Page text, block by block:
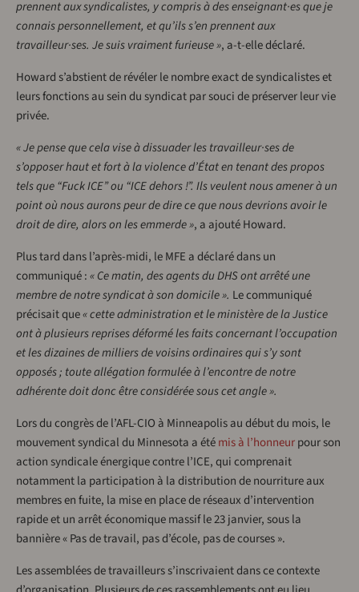
prennent aux syndicalistes, y compris à des enseignant·es que je
connais personnellement, et qu’ils s’en prennent aux
travailleur·ses. Je suis vraiment furieuse », a-t-elle déclaré.
Howard s’abstient de révéler le nombre exact de syndicalistes et
leurs fonctions au sein du syndicat par souci de préserver leur vie
privée.
« Je pense que cela vise à dissuader les travailleur·ses de
s’opposer haut et fort à la violence d’État en tenant des propos
tels que “Fuck ICE” ou “ICE dehors !”. Ils veulent nous amener à un
point où nous aurons peur de dire ce que nous devrions avoir le
droit de dire, alors on les emmerde », a ajouté Howard.
Plus tard dans l’après-midi, le MFE a déclaré dans un
communiqué :« Ce matin, des agents du DHS ont arrêté une
membre de notre syndicat à son domicile ». Le communiqué
précisait que« cette administration et le ministère de la Justice
ont à plusieurs reprises déformé les faits concernant l’occupation
et les dizaines de milliers de voisins ordinaires qui s’y sont
opposés ; toute allégation formulée à l’encontre de notre
adhérente doit donc être considérée sous cet angle ».
Lors du congrès de l’AFL-CIO à Minneapolis au début du mois, le
mouvement syndical du Minnesota a étémis à l’honneurpour son
action syndicale énergique contre l’ICE, qui comprenait
notamment la participation à la distribution de nourriture aux
membres en fuite, la mise en place de réseaux d’intervention
rapide et un arrêt économique massif le 23 janvier, sous la
bannière « Pas de travail, pas d’école, pas de courses ».
Les assemblées de travailleurs s’inscrivaient dans ce contexte